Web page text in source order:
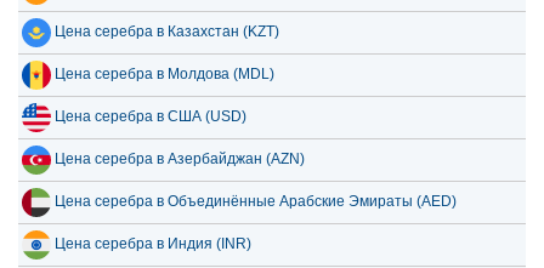
10 июля 2026 6,417.57 206.35
9 июля 2026 6,511.84 209.38
8 июля 2026 6,280.24 201.94
Цена серебра в Казахстан (KZT)
Цена серебра в Молдова (MDL)
Цена серебра в США (USD)
Цена серебра в Азербайджан (AZN)
Цена серебра в Объединённые Арабские Эмираты (AED)
Цена серебра в Индия (INR)